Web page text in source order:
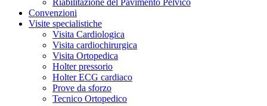
Riabilitazione del Pavimento Pelvico
Convenzioni
Visite specialistiche
Visita Cardiologica
Visita cardiochirurgica
Visita Ortopedica
Holter pressorio
Holter ECG cardiaco
Prove da sforzo
Tecnico Ortopedico